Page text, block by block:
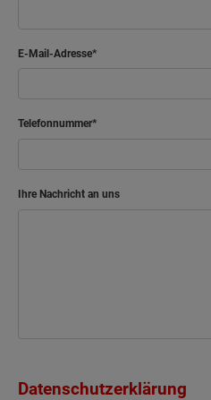
E-Mail-Adresse
Telefonnummer
Ihre Nachricht an uns
Datenschutzerklärung